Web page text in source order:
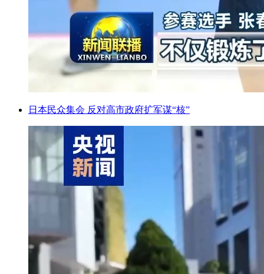
日本民众集会 反对高市政府扩军谋“核”